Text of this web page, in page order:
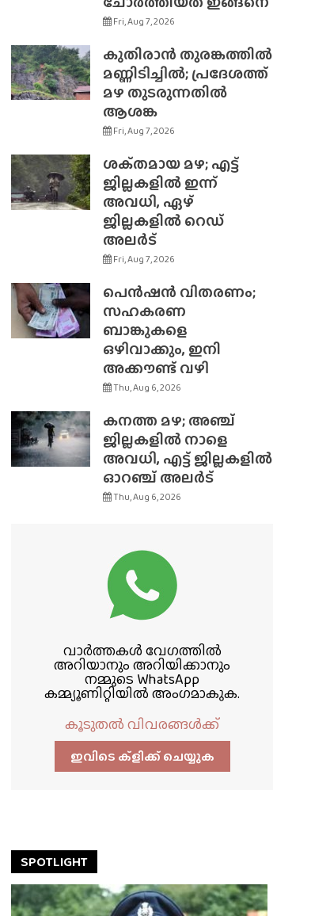
Fri, Aug 7, 2026
കുതിരാൻ തുരങ്കത്തിൽ
മണ്ണിടിച്ചിൽ; പ്രദേശത്ത്
മഴ തുടരുന്നതിൽ
ആശങ്ക
Fri, Aug 7, 2026
ശക്‌തമായ മഴ; എട്ട്
ജില്ലകളിൽ ഇന്ന്
അവധി, ഏഴ്
ജില്ലകളിൽ റെഡ്
അലർട്
Fri, Aug 7, 2026
പെൻഷൻ വിതരണം;
സഹകരണ
ബാങ്കുകളെ
ഒഴിവാക്കും, ഇനി
അക്കൗണ്ട് വഴി
Thu, Aug 6, 2026
കനത്ത മഴ; അഞ്ച്
ജില്ലകളിൽ നാളെ
അവധി, എട്ട് ജില്ലകളിൽ
ഓറഞ്ച് അലർട്
Thu, Aug 6, 2026
വാർത്തകൾ വേഗത്തിൽ
അറിയാനും അറിയിക്കാനും
നമ്മുടെ WhatsApp
കമ്മ്യൂണിറ്റിയിൽ അംഗമാകുക.
കൂടുതൽ വിവരങ്ങൾക്ക്
ഇവിടെ ക്ളിക്ക്‌ ചെയ്യുക
SPOTLIGHT